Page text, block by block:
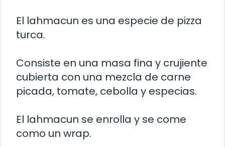
El lahmacun es una especie de pizza
turca.
Consiste en una masa fina y crujiente
cubierta con una mezcla de carne
picada, tomate, cebolla y especias.
El lahmacun se enrolla y se come
como un wrap.